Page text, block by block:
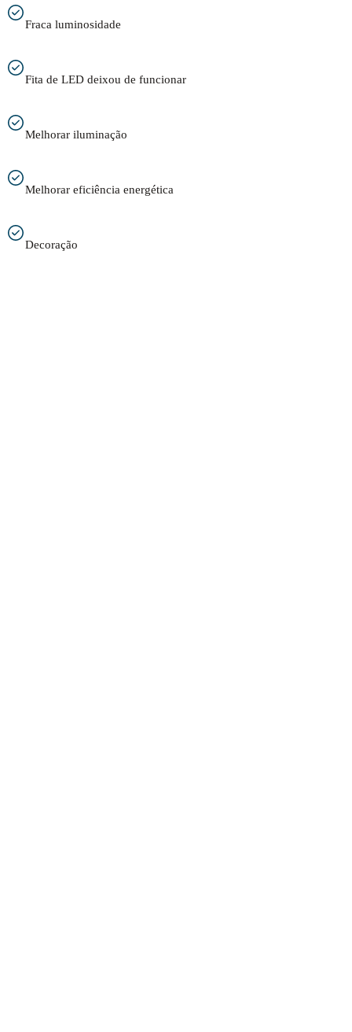
Fraca luminosidade
Fita de LED deixou de funcionar
Melhorar iluminação
Melhorar eficiência energética
Decoração